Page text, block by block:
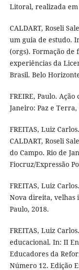
Litoral, realizada
CALDART, Roseli
um guia de estudo.
(orgs). Formação de
experiências da
Brasil. Belo
FREIRE, Paulo.
Janeiro: Paz e Terra,
FREITAS, Luiz
CALDART, Roseli
do Campo. Rio de
Fiocruz/Expressão
FREITAS, Luiz
Nova direita, velhas
Paulo, 2018.
FREITAS, Luiz
educacional. In: II
Educadores da
Número 12. Edição